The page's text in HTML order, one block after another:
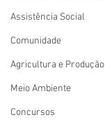
Assistência Social
Comunidade
Agricultura e Produção
Meio Ambiente
Concursos